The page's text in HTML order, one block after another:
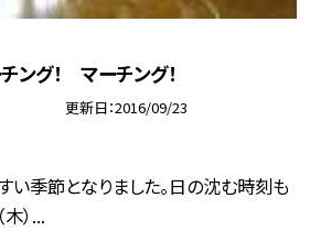
ング！ マーチング！
更新日 2016/09/23
い季節となりました。日の沈む時刻も
）...